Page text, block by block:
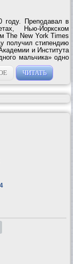
году. Преподавал в
Нью-Йоркском
The New York Times
получил стипендию
и Института
мальчика» одно
Это откровенный
ЧИТАТЬ